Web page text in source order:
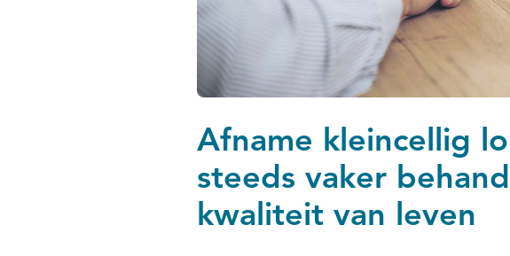
Afname kleincellig
steeds vaker
kwaliteit van leven